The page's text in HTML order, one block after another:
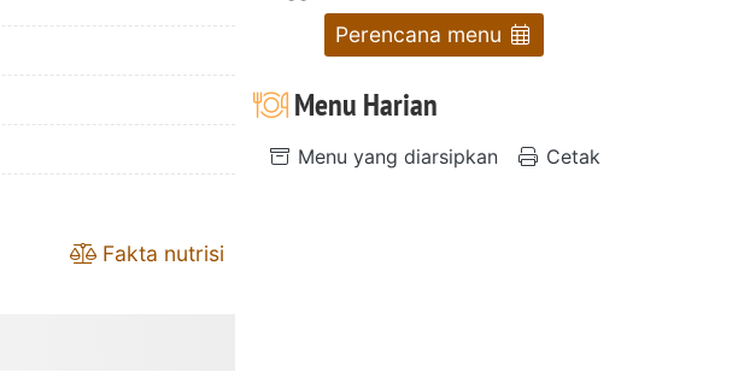
Fakta nutrisi
Perencana menu
Menu Harian
Menu yang diarsipkan Cetak